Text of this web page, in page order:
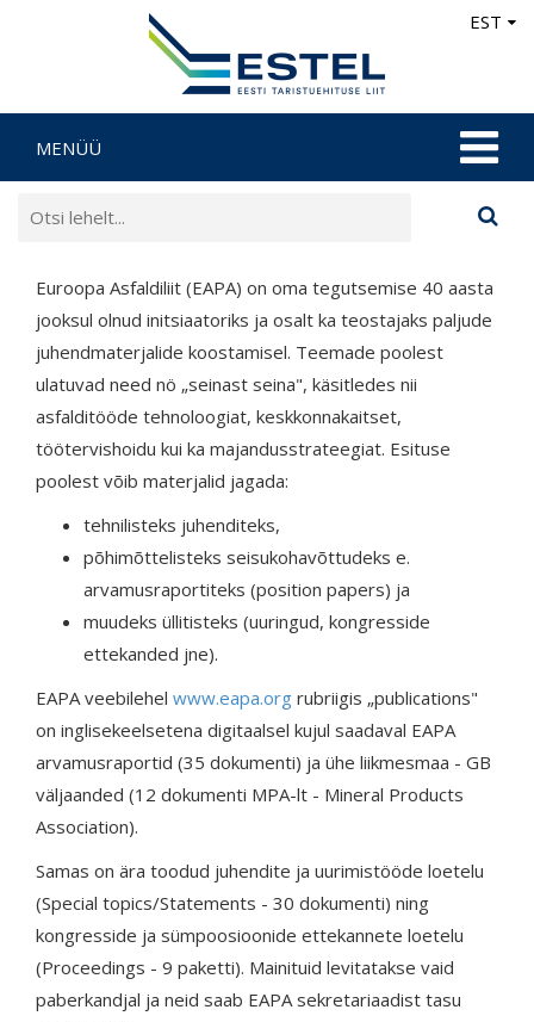
EST
MENÜÜ
Euroopa Asfaldiliit (EAPA) on oma tegutsemise 40 aasta
jooksul olnud initsiaatoriks ja osalt ka teostajaks paljude
juhendmaterjalide koostamisel. Teemade poolest
ulatuvad need nö „seinast seina", käsitledes nii
asfalditööde tehnoloogiat, keskkonnakaitset,
töötervishoidu kui ka majandusstrateegiat. Esituse
poolest võib materjalid jagada:
tehnilisteks juhenditeks,
põhimõttelisteks seisukohavõttudeks e.
arvamusraportiteks (position papers) ja
muudeks üllitisteks (uuringud, kongresside
ettekanded jne).
EAPA veebilehel www.eapa.org rubriigis „publications"
on inglisekeelsetena digitaalsel kujul saadaval EAPA
arvamusraportid (35 dokumenti) ja ühe liikmesmaa - GB
väljaanded (12 dokumenti MPA-lt - Mineral Products
Association).
Samas on ära toodud juhendite ja uurimistööde loetelu
(Special topics/Statements - 30 dokumenti) ning
kongresside ja sümpoosioonide ettekannete loetelu
(Proceedings - 9 paketti). Mainituid levitatakse vaid
paberkandjal ja neid saab EAPA sekretariaadist tasu